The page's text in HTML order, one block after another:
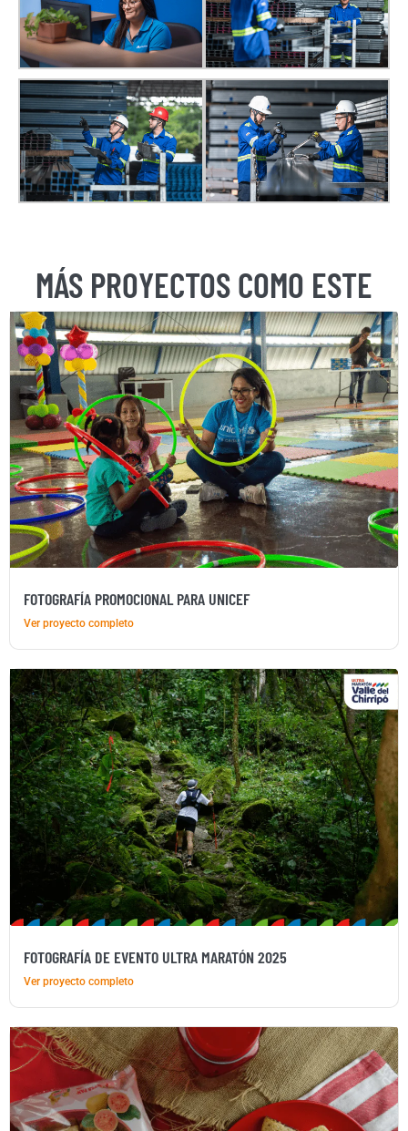
MÁS PROYECTOS COMO ESTE
FOTOGRAFÍA PROMOCIONAL PARA UNICEF
Ver proyecto completo
FOTOGRAFÍA DE EVENTO ULTRA MARATÓN 2025
Ver proyecto completo